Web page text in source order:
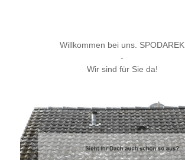
Willkommen bei uns. SPODAREK
-
Wir sind für Sie da!